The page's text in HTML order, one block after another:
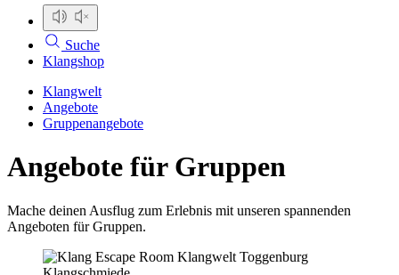
Suche
Klangshop
Klangwelt
Angebote
Gruppenangebote
Angebote für Gruppen
Mache deinen Ausflug zum Erlebnis mit unseren spannenden
Angeboten für Gruppen.